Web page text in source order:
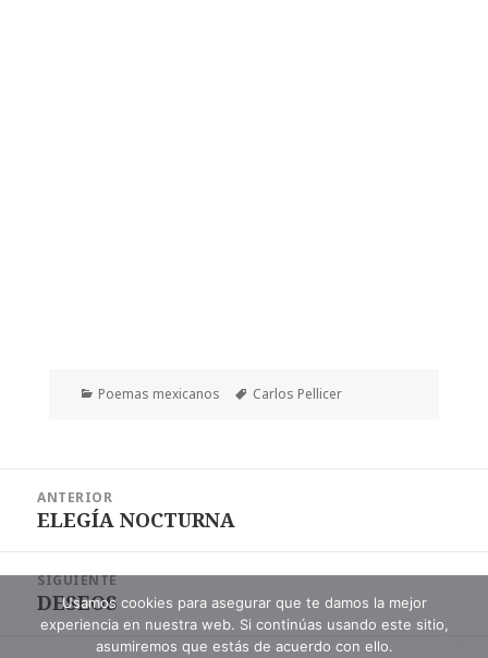
Categorías
Poemas mexicanos Etiquetas
Carlos Pellicer
entradas
ANTERIOR
Entrada
ELEGÍA NOCTURNA
SIGUIENTE
Entrada
siguiente:
DESEOS
Usamos cookies para asegurar que te damos la mejor
experiencia en nuestra web. Si continúas usando este sitio,
asumiremos que estás de acuerdo con ello.